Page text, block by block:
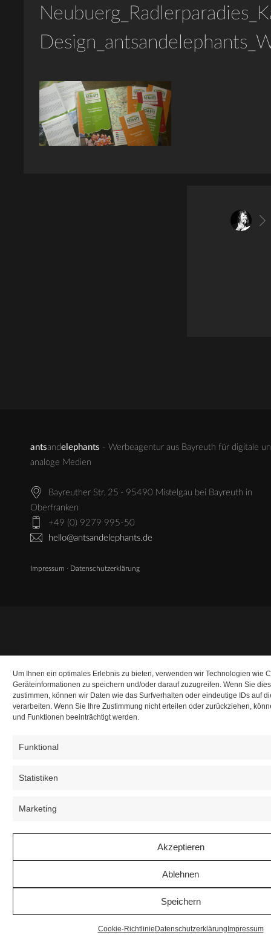
Um Ihnen ein optimales Erlebnis zu bieten, verwenden wir Technologien wie
Geräteinformationen zu speichern und/oder darauf zuzugreifen. Wenn Sie
zustimmen, können wir Daten wie das Surfverhalten oder eindeutige IDs auf
verarbeiten. Wenn Sie Ihre Zustimmung nicht erteilen oder zurückziehen,
und Funktionen beeinträchtigt werden.
Funktional
Statistiken
Marketing
Akzeptieren
Ablehnen
Speichern
Cookie-Richtlinie Datenschutzerklärung Impressum
antsandelephants - Werbeagentur aus Bayreuth für digitale
analoge Medien
Bayreuther Str. 25 · 95490 Mistelgau bei Bayreuth in
Oberfranken
+49 (0) 9279 995-50
hello@antsandelephants.de
Impressum · Datenschutzerklärung